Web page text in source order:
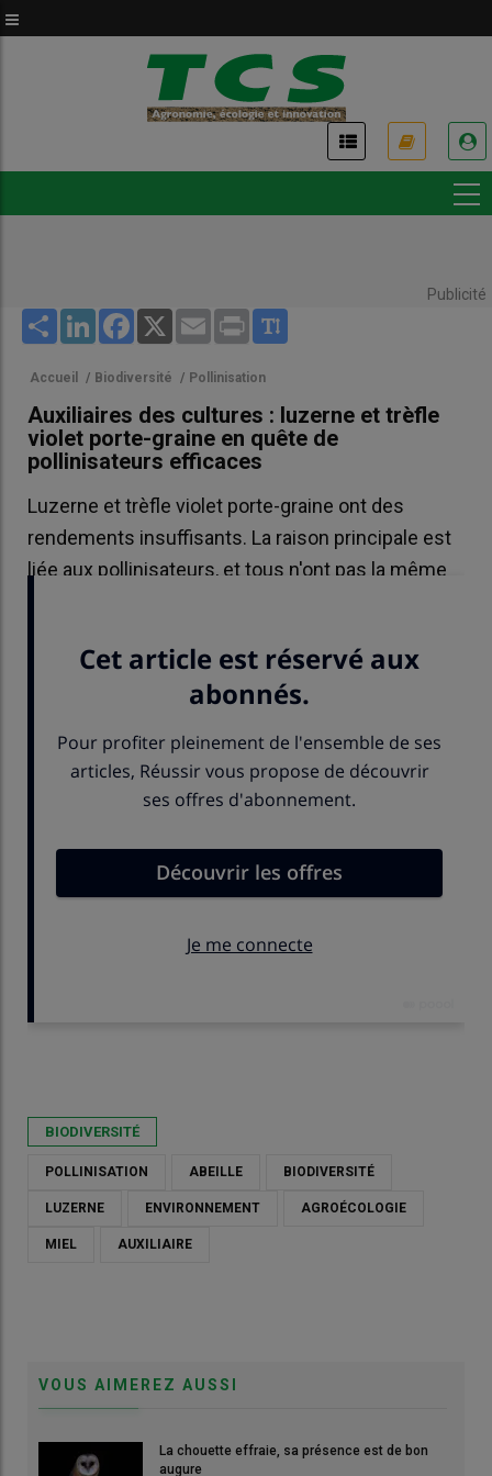
Aller
au
Publicité
Share LinkedInFacebook
X Email Print
Accueil / Biodiversité / Pollinisation
Auxiliaires des cultures : luzerne et trèfle
violet porte-graine en quête de
pollinisateurs efficaces
Luzerne et trèfle violet porte-graine ont des
rendements insuffisants. La raison principale est
liée aux pollinisateurs, et tous n'ont pas la même
Les abeilles sauvages du genre Andrena (ici Andrena flavipes
BIODIVERSITÉ
POLLINISATION ABEILLE BIODIVERSITÉ
LUZERNE ENVIRONNEMENT AGROÉCOLOGIE
MIEL AUXILIAIRE
VOUS AIMEREZ AUSSI
La chouette effraie, sa présence est de bon
augure